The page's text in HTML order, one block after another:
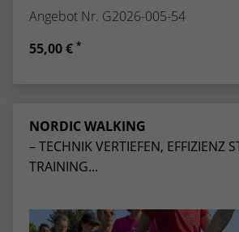
Angebot Nr. G2026-005-54
55,00 € *
NORDIC WALKING
– TECHNIK VERTIEFEN, EFFIZIENZ
TRAINING...